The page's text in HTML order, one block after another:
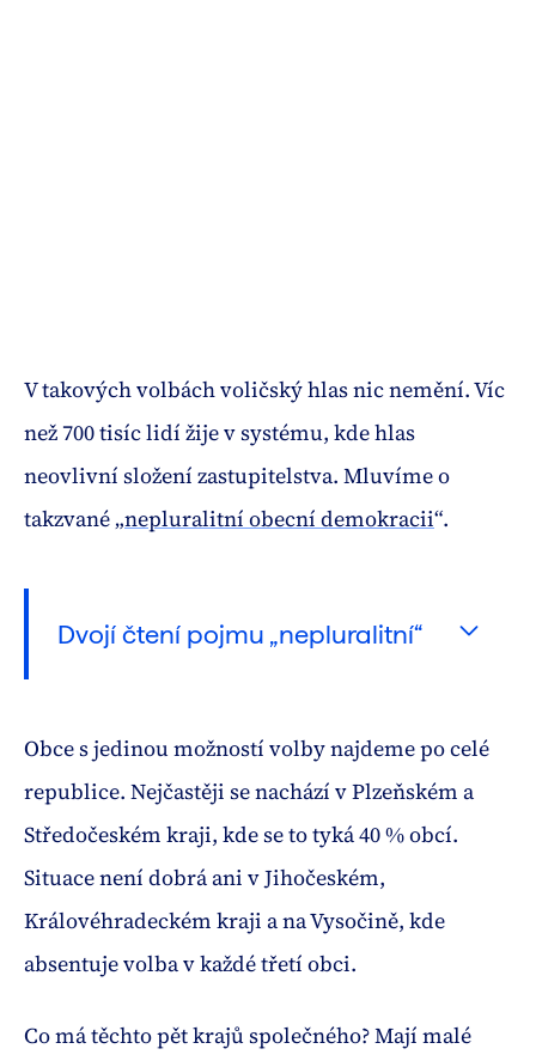
V takových volbách voličský hlas nic nemění. Víc
než 700 tisíc lidí žije v systému, kde hlas
neovlivní složení zastupitelstva. Mluvíme o
takzvané „nepluralitní obecní demokracii“.
Dvojí čtení pojmu „nepluralitní“
Čl. 102
ústavního zákona č. 1/1993 Sb.
Obce s jedinou možností volby najdeme po celé
republice. Nejčastěji se nachází v Plzeňském a
Středočeském kraji, kde se to tyká 40 % obcí.
Situace není dobrá ani v Jihočeském,
Královéhradeckém kraji a na Vysočině, kde
absentuje volba v každé třetí obci.
Co má těchto pět krajů společného? Mají malé